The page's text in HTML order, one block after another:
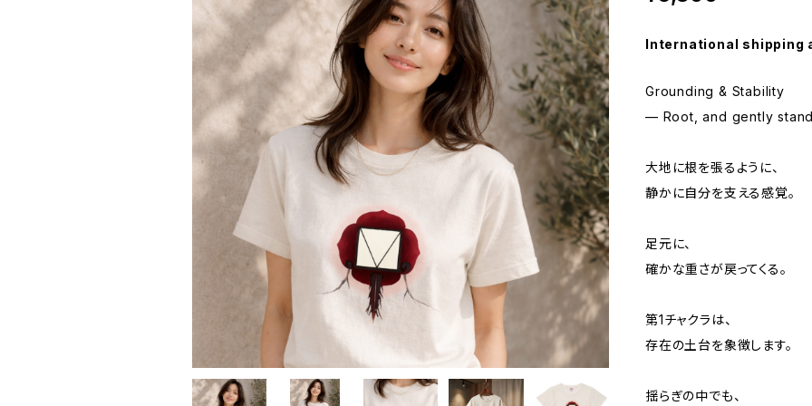
International shipping
Grounding & Stability
— Root, and gently
大地に根を張るように、
静かに自分を支える感覚。
足元に、
確かな重さが戻ってくる。
第1チャクラは、
存在の土台を象徴します。
揺らぎの中でも、